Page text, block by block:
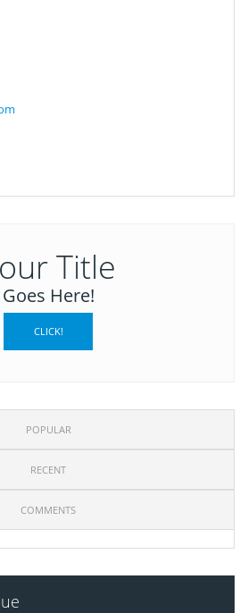
Title
Goes Here!
CLICK!
POPULAR
RECENT
COMMENTS